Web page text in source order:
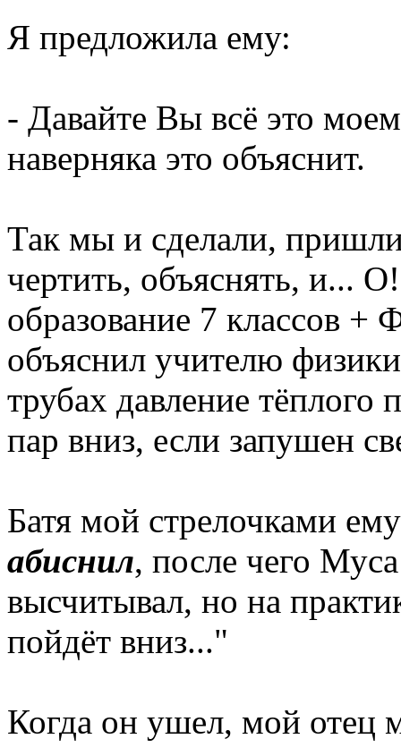
Я предложила ему:
- Давайте Вы всё это
наверняка это объяснит.
Так мы и сделали,
чертить, объяснять, и...
образование 7 классов
объяснил учителю
трубах давление тёплого
пар вниз, если запушен
Батя мой стрелочками
абиснил, после чего
высчитывал, но на
пойдёт вниз..."
Когда он ушел, мой отец